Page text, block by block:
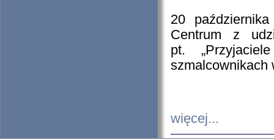
20
Centrum z
pt.
szmalcownikach
więcej...